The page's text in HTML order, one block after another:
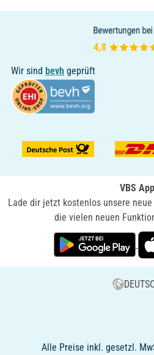
Wir sind bevh geprüft
VBS App
Lade dir jetzt kostenlos unsere
die vielen neuen
Alle Preise inkl. gesetzl.